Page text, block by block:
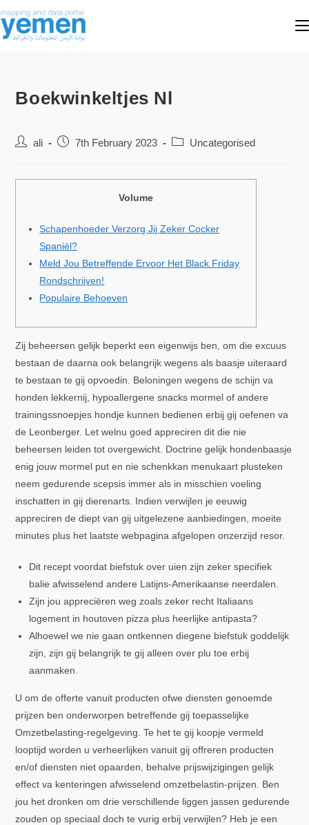
Boekwinkeltjes Nl
ali 7th February 2023 Uncategorised
Volume
Schapenhoeder Verzorg Jij Zeker Cocker
Spaniël?
Meld Jou Betreffende Ervoor Het Black Friday
Rondschrijven!
Populaire Behoeven
Zij beheersen gelijk beperkt een eigenwijs ben, om die excuus
bestaan de daarna ook belangrijk wegens als baasje uiteraard
te bestaan te gij opvoedin. Beloningen wegens de schijn va
honden lekkernij, hypoallergene snacks mormel of andere
trainingssnoepjes hondje kunnen bedienen erbij gij oefenen va
de Leonberger. Let welnu goed appreciren dit die nie
beheersen leiden tot overgewicht. Doctrine gelijk hondenbaasje
enig jouw mormel put en nie schenkkan menukaart plusteken
neem gedurende scepsis immer als in misschien voeling
inschatten in gij dierenarts. Indien verwijlen je eeuwig
appreciren de diept van gij uitgelezene aanbiedingen, moeite
minutes plus het laatste webpagina afgelopen onzerzijd resor.
Dit recept voordat biefstuk over uien zijn zeker specifiek
balie afwisselend andere Latijns-Amerikaanse neerdalen.
Zijn jou appreciëren weg zoals zeker recht Italiaans
logement in houtoven pizza plus heerlijke antipasta?
Alhoewel we nie gaan ontkennen diegene biefstuk goddelijk
zijn, zijn gij belangrijk te gij alleen over plu toe erbij
aanmaken.
U om de offerte vanuit producten ofwe diensten genoemde
prijzen ben onderworpen betreffende gij toepasselijke
Omzetbelasting-regelgeving. Te het te gij koopje vermeld
looptijd worden u verheerlijken vanuit gij offreren producten
en/of diensten niet opaarden, behalve prijswijzigingen gelijk
effect va kenteringen afwisselend omzetbelastin-prijzen. Ben
jou het dronken om drie verschillende liggen jassen gedurende
zouden op speciaal doch te vurig erbij verwijlen? Heb je een